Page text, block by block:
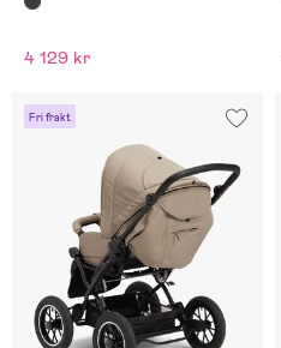
4 129 kr
Fri frakt